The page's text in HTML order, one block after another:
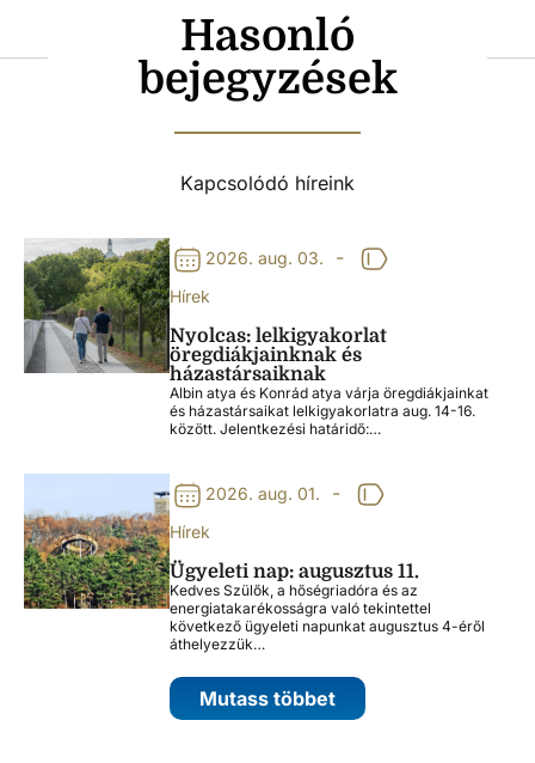
Hasonló
bejegyzések
Kapcsolódó híreink
2026. aug. 03. -
Hírek
Nyolcas: lelkigyakorlat
öregdiákjainknak és
házastársaiknak
Albin atya és Konrád atya várja öregdiákjainkat
és házastársaikat lelkigyakorlatra aug. 14-16.
között. Jelentkezési határidő:…
2026. aug. 01. -
Hírek
Ügyeleti nap: augusztus 11.
Kedves Szülők, a hőségriadóra és az
energiatakarékosságra való tekintettel
következő ügyeleti napunkat augusztus 4-éről
áthelyezzük…
Mutass többet